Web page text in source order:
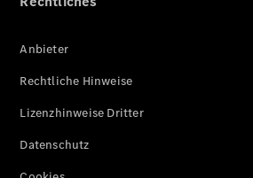
Anbieter
Rechtliche Hinweise
Lizenzhinweise Dritter
Datenschutz